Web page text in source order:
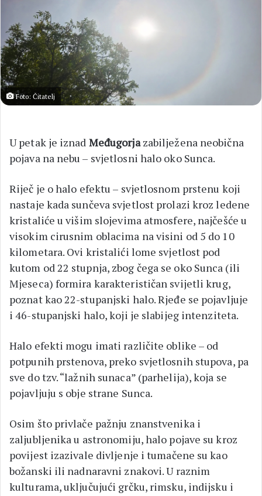
Foto: Čitatelj
U petak je iznad Međugorjazabilježena neobična
pojava na nebu – svjetlosni halo oko Sunca.
Riječ je o halo efektu – svjetlosnom prstenu koji
nastaje kada sunčeva svjetlost prolazi kroz ledene
kristaliće u višim slojevima atmosfere, najčešće u
visokim cirusnim oblacima na visini od 5 do 10
kilometara. Ovi kristalići lome svjetlost pod
kutom od 22 stupnja, zbog čega se oko Sunca (ili
Mjeseca) formira karakterističan svijetli krug,
poznat kao 22-stupanjski halo. Rjeđe se pojavljuje
i 46-stupanjski halo, koji je slabijeg intenziteta.
Halo efekti mogu imati različite oblike – od
potpunih prstenova, preko svjetlosnih stupova, pa
sve do tzv. “lažnih sunaca” (parhelija), koja se
pojavljuju s obje strane Sunca.
Osim što privlače pažnju znanstvenika i
zaljubljenika u astronomiju, halo pojave su kroz
povijest izazivale divljenje i tumačene su kao
božanski ili nadnaravni znakovi. U raznim
kulturama, uključujući grčku, rimsku, indijsku i